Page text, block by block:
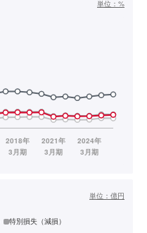
単位： %
単位： 億円
特別損失（減損）